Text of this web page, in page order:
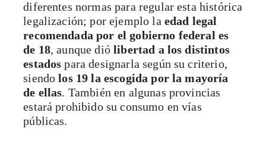
diferentes normas para regular esta histórica
legalización; por ejemplo la edad legal
recomendada por el gobierno federal es
de 18, aunque diólibertad a los distintos
estadospara designarla según su criterio,
siendolos 19 la escogida por la mayoría
de ellas. También en algunas provincias
estará prohibido su consumo en vías
públicas.